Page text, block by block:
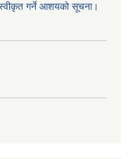
स्वीकृत गर्ने आशयको सूचना।